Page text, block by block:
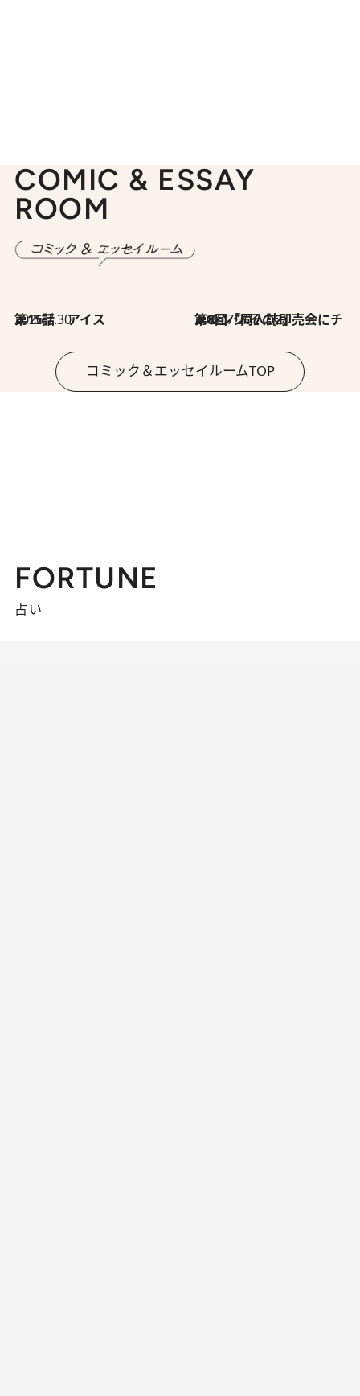
COMIC & ESSAY
ROOM
2026.7.30
第15話 アイス 2026.7.30
第8回「同人誌即売会にチャレンジ その2」
コミック＆エッセイルームTOP
FORTUNE
占い